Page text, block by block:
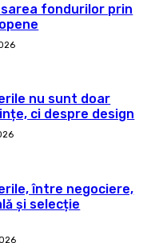
fondurilor prin
nu sunt doar
ci despre design
între negociere,
și selecție